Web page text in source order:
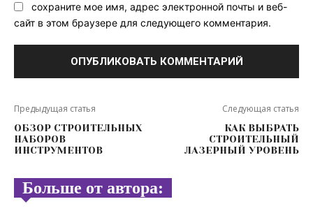
сохраните мое имя, адрес электронной почты и веб-
сайт в этом браузере для следующего комментария.
Предыдущая статья
ОБЗОР СТРОИТЕЛЬНЫХ
НАБОРОВ
ИНСТРУМЕНТОВ
Следующая статья
КАК ВЫБРАТЬ
СТРОИТЕЛЬНЫЙ
ЛАЗЕРНЫЙ УРОВЕНЬ
Больше от автора: